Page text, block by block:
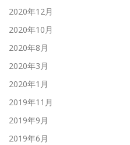
2020年12月
2020年10月
2020年8月
2020年3月
2020年1月
2019年11月
2019年9月
2019年6月